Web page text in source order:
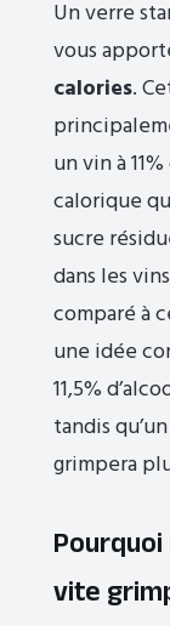
Un verre
vous
calories.
un vin à
calorique
sucre
dans les
comparé à
une idée
11,5%
tandis
grimpera
vite